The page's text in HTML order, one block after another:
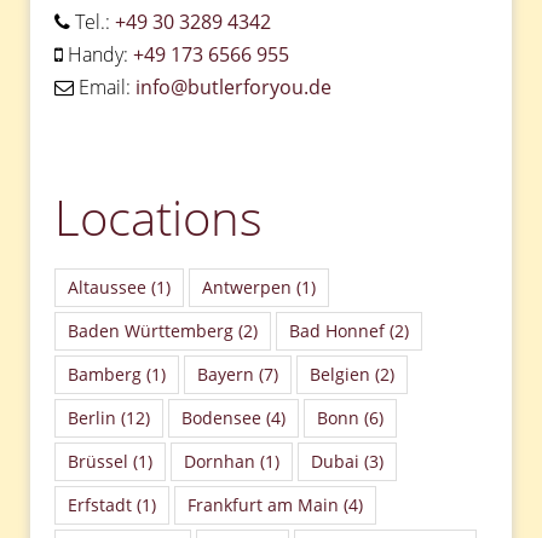
Tel.: +49 30 3289 4342
Handy: +49 173 6566 955
Email: info@butlerforyou.de
Locations
Altaussee (1) Antwerpen (1)
Baden Württemberg (2) Bad Honnef(2)
Bamberg (1) Bayern (7) Belgien (2)
Berlin (12) Bodensee (4) Bonn (6)
Brüssel (1) Dornhan (1) Dubai (3)
Erfstadt (1) Frankfurt am Main (4)